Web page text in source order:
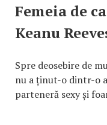
Femeia de
Keanu
Spre deosebire de
nu a ținut-o dintr-o
parteneră sexy și